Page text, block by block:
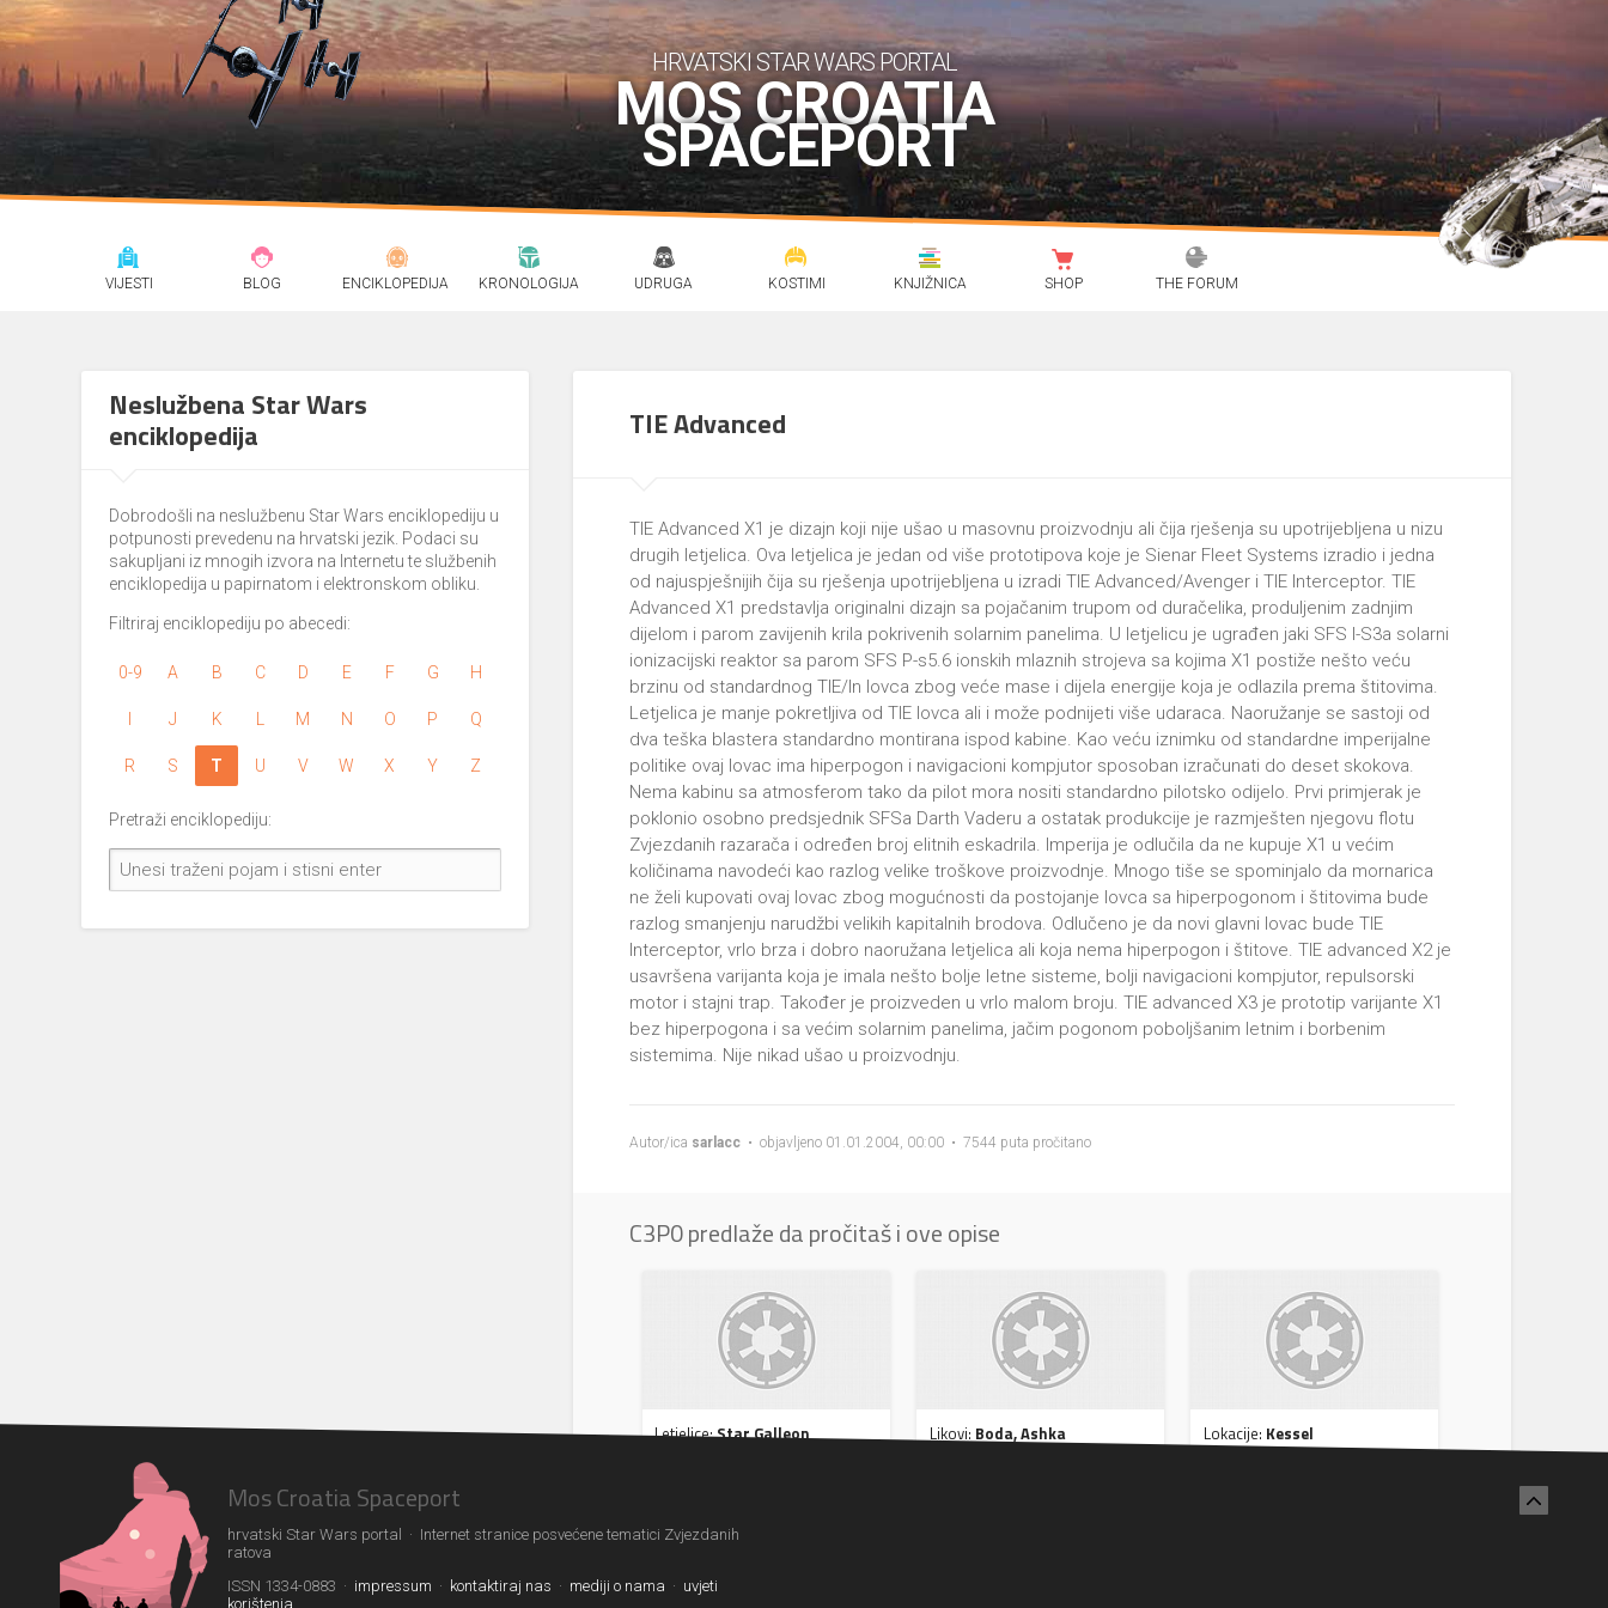
HRVATSKI STAR WARS PORTAL
MOS CROATIA
SPACEPORT
VIJESTI BLOG ENCIKLOPEDIJA KRONOLOGIJA UDRUGA KOSTIMI KNJIŽNICA SHOP THE FORUM
Neslužbena Star Wars
enciklopedija
Dobrodošli na neslužbenu Star Wars enciklopediju u
potpunosti prevedenu na hrvatski jezik. Podaci su
sakupljani iz mnogih izvora na Internetu te službenih
enciklopedija u papirnatom i elektronskom obliku.
Filtriraj enciklopediju po abecedi:
0-9 A B C D E F G H
J K M N O P Q
R S T U V W X Y Z
Pretraži enciklopediju:
TIE Advanced
TIE Advanced X1 je dizajn koji nije ušao u masovnu proizvodnju ali čija rješenja su upotrijebljena u nizu
drugih letjelica. Ova letjelica je jedan od više prototipova koje je Sienar Fleet Systems izradio i jedna
od najuspješnijih čija su rješenja upotrijebljena u izradi TIE Advanced/Avenger i TIE Interceptor. TIE
Advanced X1 predstavlja originalni dizajn sa pojačanim trupom od duračelika, produljenim zadnjim
dijelom i parom zavijenih krila pokrivenih solarnim panelima. U letjelicu je ugrađen jaki SFS I-S3a solarni
ionizacijski reaktor sa parom SFS P-s5.6 ionskih mlaznih strojeva sa kojima X1 postiže nešto veću
brzinu od standardnog TIE/ln lovca zbog veće mase i dijela energije koja je odlazila prema štitovima.
Letjelica je manje pokretljiva od TIE lovca ali i može podnijeti više udaraca. Naoružanje se sastoji od
dva teška blastera standardno montirana ispod kabine. Kao veću iznimku od standardne imperijalne
politike ovaj lovac ima hiperpogon i navigacioni kompjutor sposoban izračunati do deset skokova.
Nema kabinu sa atmosferom tako da pilot mora nositi standardno pilotsko odijelo. Prvi primjerak je
poklonio osobno predsjednik SFSa Darth Vaderu a ostatak produkcije je razmješten njegovu flotu
Zvjezdanih razarača i određen broj elitnih eskadrila. Imperija je odlučila da ne kupuje X1 u većim
količinama navodeći kao razlog velike troškove proizvodnje. Mnogo tiše se spominjalo da mornarica
ne želi kupovati ovaj lovac zbog mogućnosti da postojanje lovca sa hiperpogonom i štitovima bude
razlog smanjenju narudžbi velikih kapitalnih brodova. Odlučeno je da novi glavni lovac bude TIE
Interceptor, vrlo brza i dobro naoružana letjelica ali koja nema hiperpogon i štitove. TIE advanced X2 je
usavršena varijanta koja je imala nešto bolje letne sisteme, bolji navigacioni kompjutor, repulsorski
motor i stajni trap. Također je proizveden u vrlo malom broju. TIE advanced X3 je prototip varijante X1
bez hiperpogona i sa većim solarnim panelima, jačim pogonom poboljšanim letnim i borbenim
sistemima. Nije nikad ušao u proizvodnju.
Autor/ica sarlacc • objavljeno 01.01.2004, 00:00 • 7544 puta pročitano
C3P0 predlaže da pročitaš i ove opise
Letjelice:Star Galleon Likovi: Boda, Ashka Lokacije: Kessel
Mos Croatia Spaceport
hrvatski Star Wars portal · Internet stranice posvećene tematici Zvjezdanih
ratova
ISSN 1334-0883 · impressum · kontaktiraj nas · mediji o nama · uvjeti
korištenja